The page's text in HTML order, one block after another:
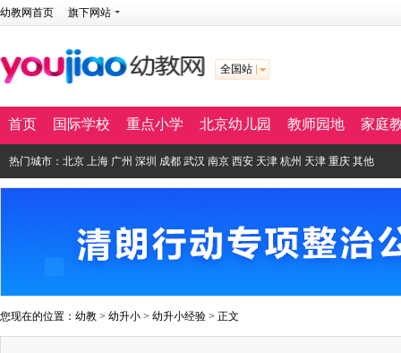
幼教网首页 旗下网站
全国站
首页 国际学校 重点小学 北京幼儿园 教师园地 家庭
热门城市： 北京 上海 广州 深圳 成都 武汉 南京 西安 天津 杭州 天津 重庆 其他
您现在的位置： 幼教 > 幼升小 > 幼升小经验 > 正文